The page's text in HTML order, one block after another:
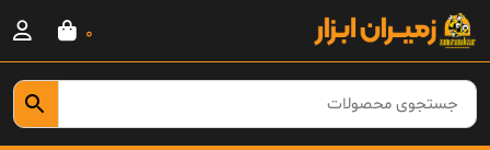
Skip
content
0